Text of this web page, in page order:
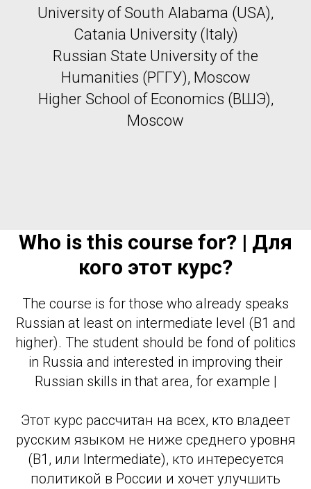
University of South Alabama (USA),
Catania University (Italy)
Russian State University of the
Humanities (РГГУ), Moscow
Higher School of Economics (ВШЭ),
Moscow
Who is this course for? | Для
кого этот курс?
The course is for those who already speaks
Russian at least on intermediate level (B1 and
higher). The student should be fond of politics
in Russia and interested in improving their
Russian skills in that area, for example |
Этот курс рассчитан на всех, кто владеет
русским языком не ниже среднего уровня
(В1, или Intermediate), кто интересуется
политикой в России и хочет улучшить